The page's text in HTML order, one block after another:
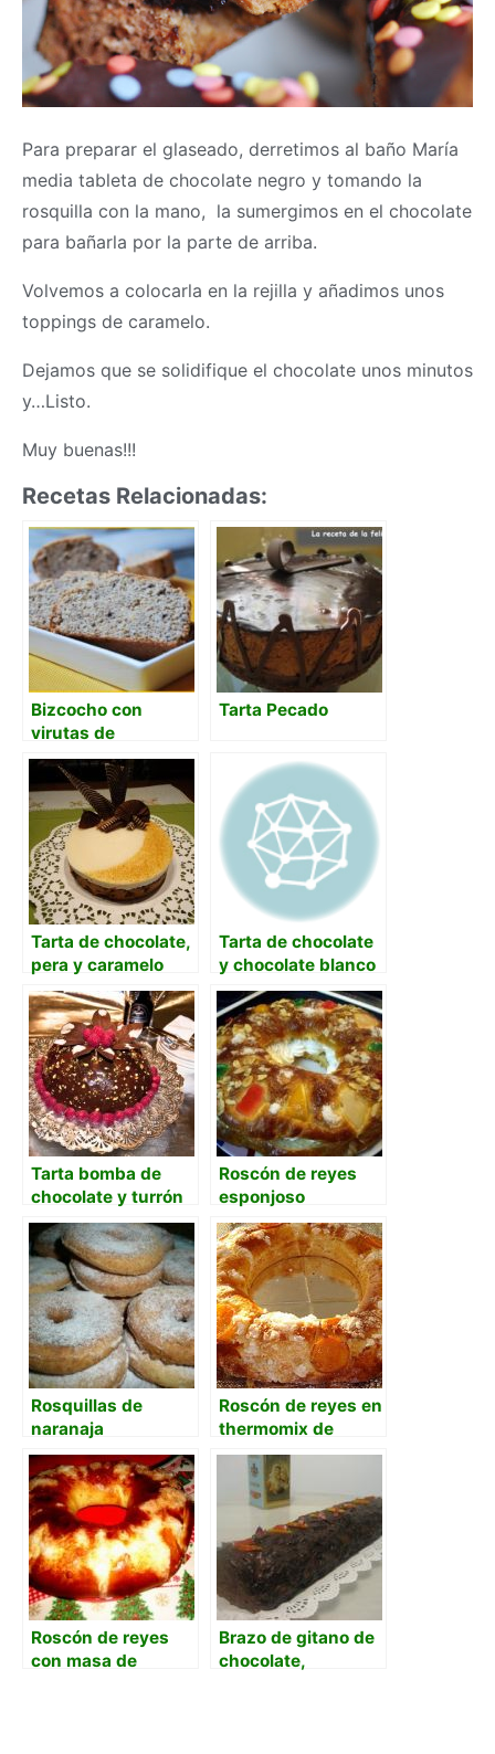
Para preparar el glaseado, derretimos al baño María
media tableta de chocolate negro y tomando la
rosquilla con la mano, la sumergimos en el chocolate
para bañarla por la parte de arriba.
Volvemos a colocarla en la rejilla y añadimos unos
toppings de caramelo.
Dejamos que se solidifique el chocolate unos minutos
y…Listo.
Muy buenas!!!
Recetas Relacionadas:
Bizcocho con
virutas de
chocolate y polvo
de naranja
Tarta Pecado
Tarta de chocolate,
pera y caramelo
Tarta de chocolate
y chocolate blanco
con cuajada sin
horno
Tarta bomba de
chocolate y turrón
Roscón de reyes
esponjoso
Rosquillas de
naranaja
Roscón de reyes en
thermomix de
Mafalda
Roscón de reyes
con masa de
Brazo de gitano de
chocolate,